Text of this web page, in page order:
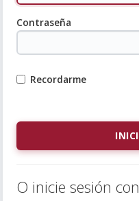
Contraseña
Recordarme
O inicie sesión con